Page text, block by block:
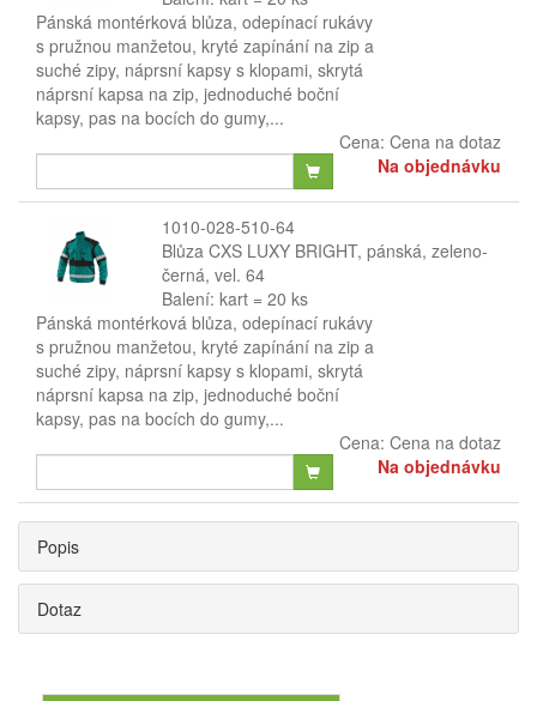
Pánská montérková blůza, odepínací rukávy
s pružnou manžetou, kryté zapínání na zip a
suché zipy, náprsní kapsy s klopami, skrytá
náprsní kapsa na zip, jednoduché boční
kapsy, pas na bocích do gumy,...
Cena: Cena na dotaz
Na objednávku
1010-028-510-64
Blůza CXS LUXY BRIGHT, pánská, zeleno-
černá, vel. 64
Balení: kart = 20 ks
Pánská montérková blůza, odepínací rukávy
s pružnou manžetou, kryté zapínání na zip a
suché zipy, náprsní kapsy s klopami, skrytá
náprsní kapsa na zip, jednoduché boční
kapsy, pas na bocích do gumy,...
Cena: Cena na dotaz
Na objednávku
Popis
Dotaz